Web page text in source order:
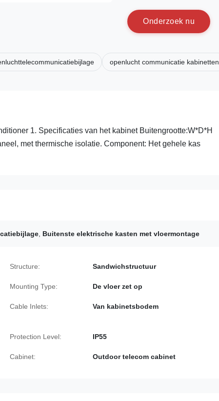
Onderzoek nu
openlucht communicatie kabinetten
1. Specificaties van het kabinet Buitengrootte:W*D*H
met thermische isolatie. Component: Het gehele kas
Buitenste elektrische kasten met vloermontage
Structure: Sandwichstructuur
Mounting Type: De vloer zet op
Cable Inlets: Van kabinetsbodem
Protection Level: IP55
Cabinet: Outdoor telecom cabinet